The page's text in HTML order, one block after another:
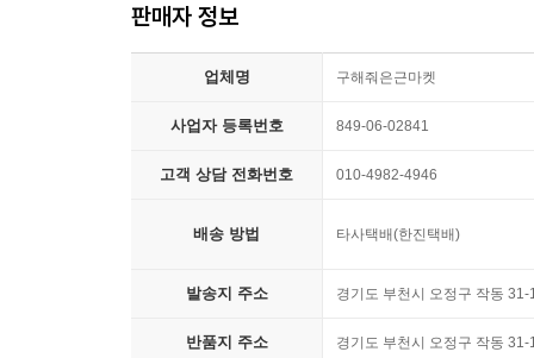
유쾌하게 생애를 살아가는 것이 전생(全生, 생을
소중한 것은 없다. 사소한 이해나 체면을 위해 그
를 빼앗기도 한다. 이는 악이다.
불교의 기초 지식이 아닌 ‘불교적으로 배우는 법’
인생에 가까워질 수 있다.
살아 있는 우리는 고통과 행복이 맞부딪친다. 유
모든 학문은 더 행복하고 나은 삶을 위해 존재하는
유쾌한 삶을 살기 위해서 우리는 여러 배움을
판매자 정보
업체명 구해줘은근마켓
사업자 등록번호 849-06-02841
고객 상담 전화번호 010-4982-4946
배송 방법 타사택배(한진택배)
발송지 주소 경기도 부천시 오정구 작동
반품지 주소 경기도 부천시 오정구 작동